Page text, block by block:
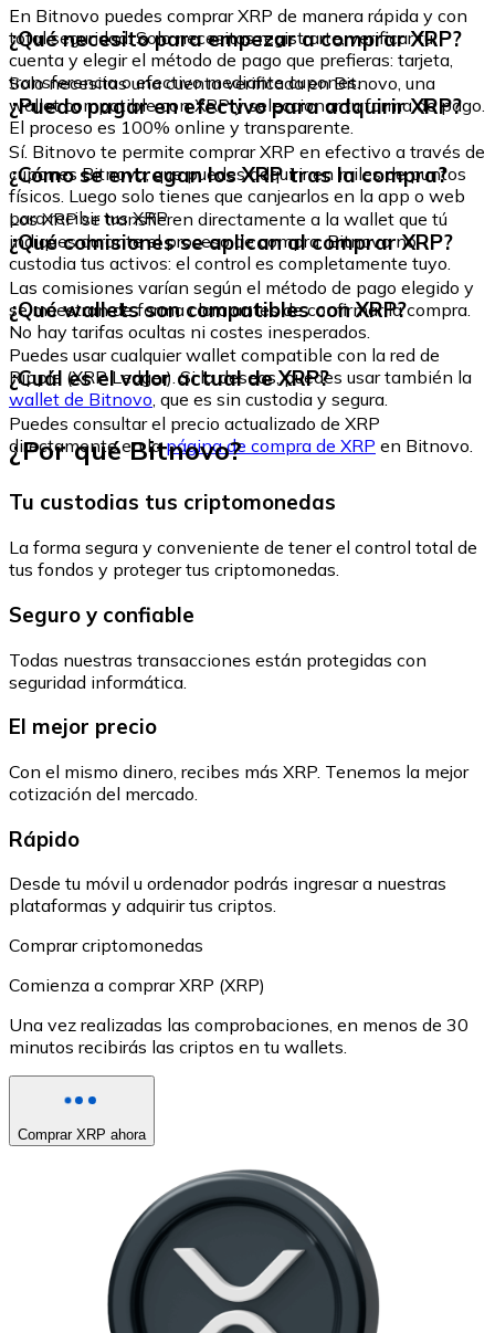
En Bitnovo puedes comprar XRP de manera rápida y con
total seguridad. Solo necesitas registrarte, verificar tu
cuenta y elegir el método de pago que prefieras: tarjeta,
transferencia o efectivo mediante cupones.
¿Qué necesito para empezar a comprar XRP?
Solo necesitas una cuenta verificada en Bitnovo, una
wallet compatible con XRP y seleccionar tu forma de pago.
El proceso es 100% online y transparente.
¿Puedo pagar en efectivo para adquirir XRP?
Sí. Bitnovo te permite comprar XRP en efectivo a través de
cupones Bitnovo, que puedes adquirir en miles de puntos
físicos. Luego solo tienes que canjearlos en la app o web
para recibir tus XRP
¿Cómo se entregan los XRP tras la compra?
Los XRP se transfieren directamente a la wallet que tú
indiques durante el proceso de compra. Bitnovo no
custodia tus activos: el control es completamente tuyo.
¿Qué comisiones se aplican al comprar XRP?
Las comisiones varían según el método de pago elegido y
se muestran de forma clara antes de confirmar la compra.
No hay tarifas ocultas ni costes inesperados.
¿Qué wallets son compatibles con XRP?
Puedes usar cualquier wallet compatible con la red de
Ripple (XRP Ledger). Si lo deseas, puedes usar también la
wallet de Bitnovo, que es sin custodia y segura.
¿Cuál es el valor actual de XRP?
Puedes consultar el precio actualizado de XRP
directamente en lapágina de compra de XRP en Bitnovo.
¿Por qué Bitnovo?
Tu custodias tus criptomonedas
La forma segura y conveniente de tener el control total de
tus fondos y proteger tus criptomonedas.
Seguro y confiable
Todas nuestras transacciones están protegidas con
seguridad informática.
El mejor precio
Con el mismo dinero, recibes más XRP. Tenemos la mejor
cotización del mercado.
Rápido
Desde tu móvil u ordenador podrás ingresar a nuestras
plataformas y adquirir tus criptos.
Comprar criptomonedas
Comienza a comprar XRP (XRP)
Una vez realizadas las comprobaciones, en menos de 30
minutos recibirás las criptos en tu wallets.
Comprar XRP ahora